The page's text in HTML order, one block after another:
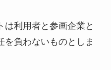
は利用者と参画企業と
を負わないものとしま